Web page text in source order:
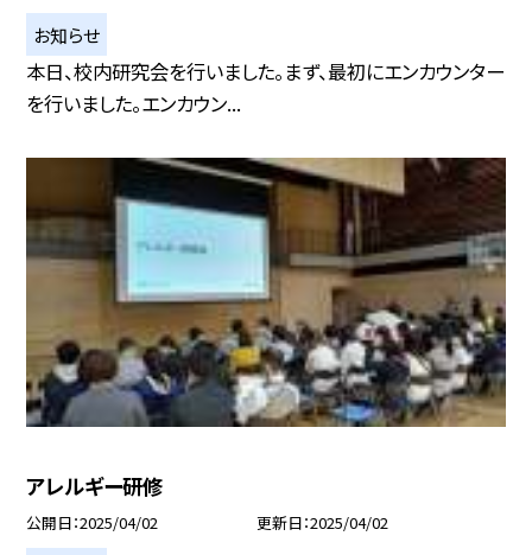
お知らせ
本日、校内研究会を行いました。まず、最初にエンカウンター
を行いました。エンカウン...
アレルギー研修
公開日 2025/04/02 更新日 2025/04/02